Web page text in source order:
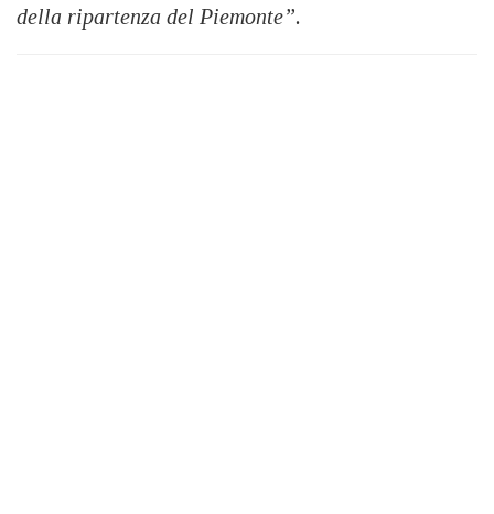
della ripartenza del Piemonte”.